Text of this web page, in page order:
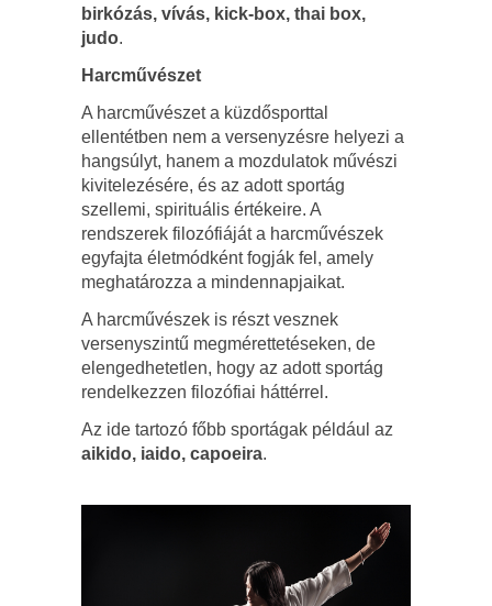
birkózás, vívás, kick-box, thai box,
judo.
Harcművészet
A harcművészet a küzdősporttal
ellentétben nem a versenyzésre helyezi a
hangsúlyt, hanem a mozdulatok művészi
kivitelezésére, és az adott sportág
szellemi, spirituális értékeire. A
rendszerek filozófiáját a harcművészek
egyfajta életmódként fogják fel, amely
meghatározza a mindennapjaikat.
A harcművészek is részt vesznek
versenyszintű megmérettetéseken, de
elengedhetetlen, hogy az adott sportág
rendelkezzen filozófiai háttérrel.
Az ide tartozó főbb sportágak például az
aikido, iaido, capoeira.